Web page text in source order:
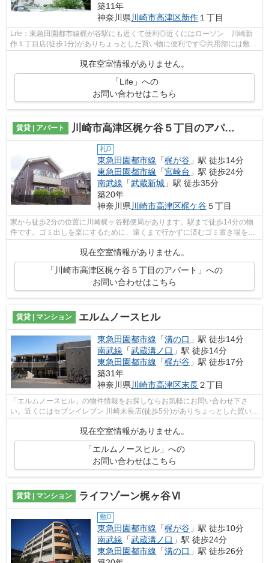
築11年
神奈川県 川崎市高津区新作 １丁目
Life：東急田園都市線梶が谷駅にも近くて便利◎近くにはローソン 川崎新
作１丁目店(徒歩1分)がありちょっとした買い物に便利です◎共用部には敷地
内ごみ置き場・エレベータなどが揃って...
現在空室情報がありません。
「Life」への
お問い合わせはこちら
賃貸 | アパート 川崎市高津区梶ケ谷５丁目のアパート
礼0
東急田園都市線 「梶が谷 」駅 徒歩14分
東急田園都市線 「宮崎台 」駅 徒歩24分
南武線 「武蔵新城 」駅 徒歩35分
築20年
神奈川県川崎市高津区梶ケ谷５丁目
家から徒歩2分の位置に川崎梶ヶ谷郵便局があります。駅まで徒歩14分の物
件です。ゴミ出しを楽にするために、遠くまで行かずに済むゴミ置き場を共
現在空室情報がありません。
「川崎市高津区梶ケ谷５丁目のアパート」への
お問い合わせはこちら
賃貸 | マンション エルムノースヒル
東急田園都市線 「溝の口 」駅 徒歩14分
南武線 「武蔵溝ノ口 」駅 徒歩14分
東急田園都市線 「梶が谷 」駅 徒歩17分
築31年
神奈川県 川崎市高津区末長２丁目
「エルムノースヒル」の物件情報をお探しならお気軽にお問い合わせ下さ
い。近くにはセブンイレブン 川崎末長店(徒歩5分)がありちょっとした買い物
現在空室情報がありません。
「エルムノースヒル」への
お問い合わせはこちら
賃貸 | マンション ライフゾーン梶ヶ谷Ⅵ
敷0
東急田園都市線 「梶が谷 」駅 徒歩10分
南武線 「武蔵溝ノ口 」駅 徒歩24分
東急田園都市線 「溝の口 」駅 徒歩26分